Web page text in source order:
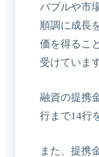
バブルや市
順調に成長
価を得るこ
受けています
融資の提携
行まで14行
また、提携